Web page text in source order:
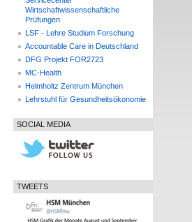
Wirtschaftwissenschaftliche
Prüfungen
LSF - Lehre Studium Forschung
Accountable Care in Deutschland
DFG Projekt FOR2723
MC-Health
Helmholtz Zentrum München
Lehrstuhl für Gesundheitsökonomie
SOCIAL MEDIA
TWEETS